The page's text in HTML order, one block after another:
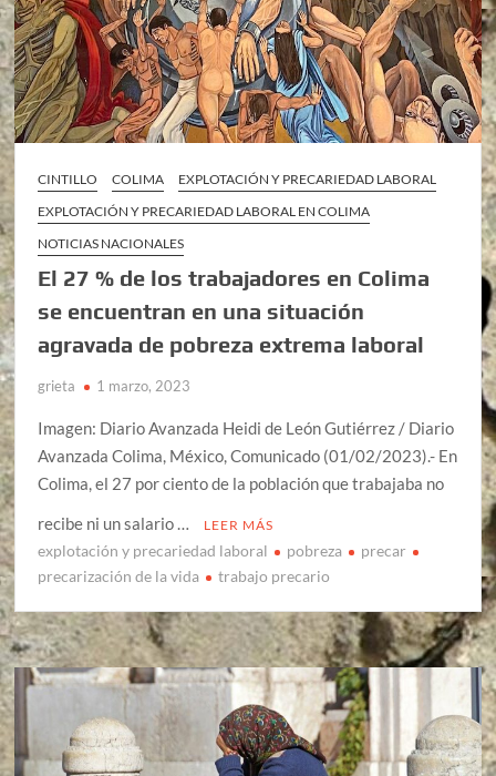
CINTILLO COLIMA
EXPLOTACIÓN Y PRECARIEDAD LABORAL
EXPLOTACIÓN Y PRECARIEDAD LABORAL EN COLIMA
NOTICIAS NACIONALES
El 27 % de los trabajadores en Colima
se encuentran en una situación
agravada de pobreza extrema laboral
grieta 1 marzo, 2023
Imagen: Diario Avanzada Heidi de León Gutiérrez / Diario
Avanzada Colima, México, Comunicado (01/02/2023).- En
Colima, el 27 por ciento de la población que trabajaba no
recibe ni un salario …
LEER MÁS
explotación y precariedad laboral pobreza
precar
precarización de la vida
trabajo precario